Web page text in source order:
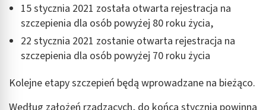
15 stycznia 2021 została otwarta rejestracja na
szczepienia dla osób powyżej 80 roku życia,
22 stycznia 2021 zostanie otwarta rejestracja na
szczepienia dla osób powyżej 70 roku życia
Kolejne etapy szczepień będą wprowadzane na bieżąco.